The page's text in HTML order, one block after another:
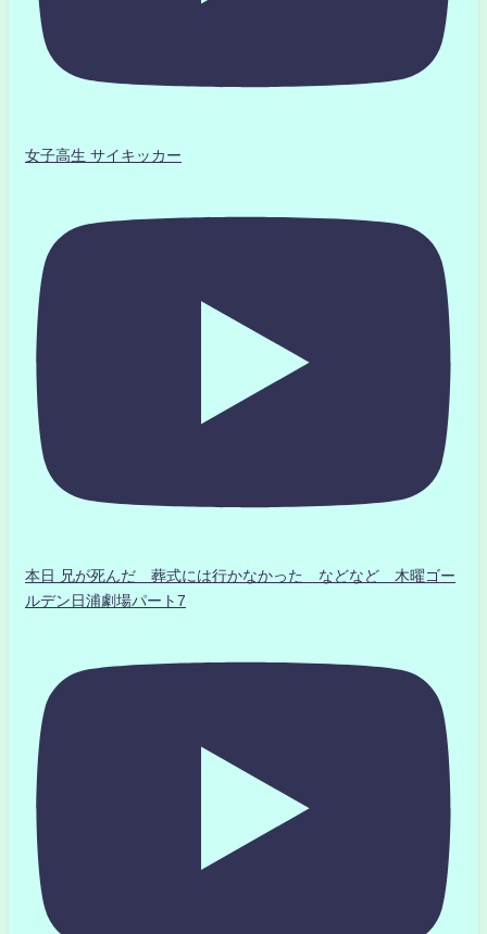
女子高生 サイキッカー
本日 兄が死んだ 葬式には行かなかった などなど 木曜ゴー
ルデン日浦劇場パート7